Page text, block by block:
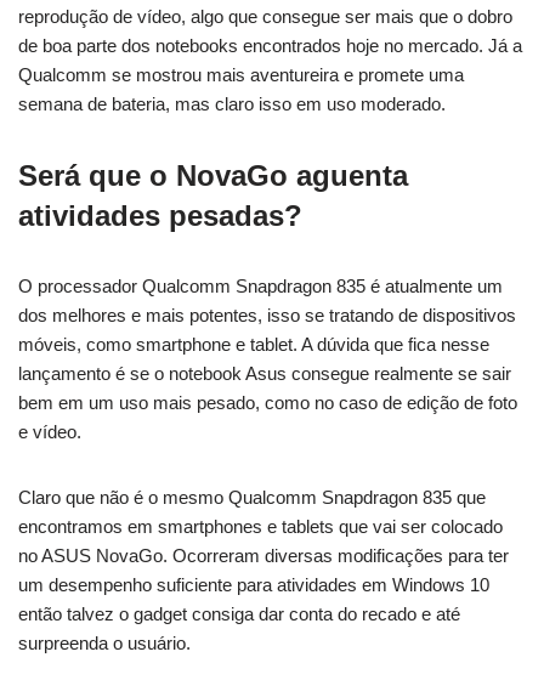
reprodução de vídeo, algo que consegue ser mais que o dobro
de boa parte dos notebooks encontrados hoje no mercado. Já a
Qualcomm se mostrou mais aventureira e promete uma
semana de bateria, mas claro isso em uso moderado.
Será que o NovaGo aguenta
atividades pesadas?
O processador Qualcomm Snapdragon 835 é atualmente um
dos melhores e mais potentes, isso se tratando de dispositivos
móveis, como smartphone e tablet. A dúvida que fica nesse
lançamento é se o notebook Asus consegue realmente se sair
bem em um uso mais pesado, como no caso de edição de foto
e vídeo.
Claro que não é o mesmo Qualcomm Snapdragon 835 que
encontramos em smartphones e tablets que vai ser colocado
no ASUS NovaGo. Ocorreram diversas modificações para ter
um desempenho suficiente para atividades em Windows 10
então talvez o gadget consiga dar conta do recado e até
surpreenda o usuário.